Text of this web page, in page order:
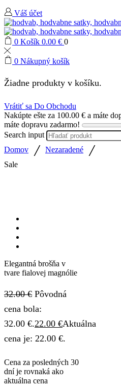
Váš účet
0 Košík 0.00 € 0
0 Nákupný košík
Žiadne produkty v košíku.
Vrátiť sa Do Obchodu
Nakúpte ešte za 100.00 € a máte
máte dopravu zadarmo!
Search input
Domov / Nezaradené /
Sale
Elegantná brošňa v
tvare fialovej magnólie
32.00€ Pôvodná
cena bola:
32.00 €.22.00 €Aktuálna
cena je: 22.00 €.
Cena za posledných 30
dní je rovnaká ako
aktuálna cena